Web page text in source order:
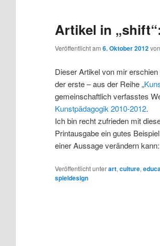
wechseln
Artikel in
Veröffentlicht am 6. Oktober 2012von
Dieser Artikel von mir
der erste – aus der Reihe „
gemeinschaftlich verfasstes
Kunstpädagogik 2010-2012.
Ich bin recht zufrieden mit
Printausgabe ein gutes
einer Aussage verändern
Veröffentlicht unterart, culture,
spieldesign